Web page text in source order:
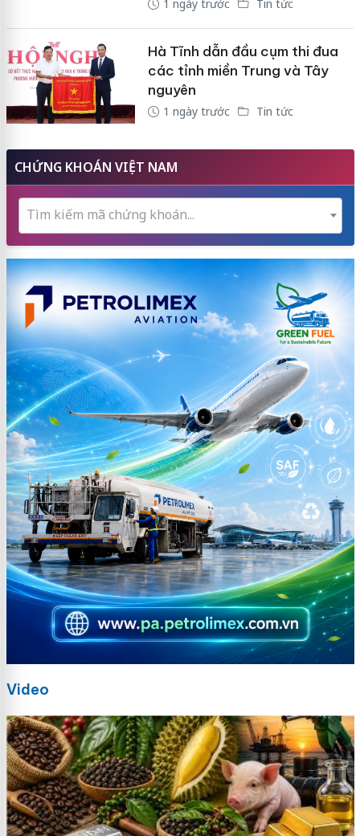
1 ngày trước Tin tức
Hà Tĩnh dẫn đầu cụm thi đua
các tỉnh miền Trung và Tây
nguyên
1 ngày trước Tin tức
CHỨNG KHOÁN VIỆT NAM
Tìm kiếm mã chứng khoán...
Video